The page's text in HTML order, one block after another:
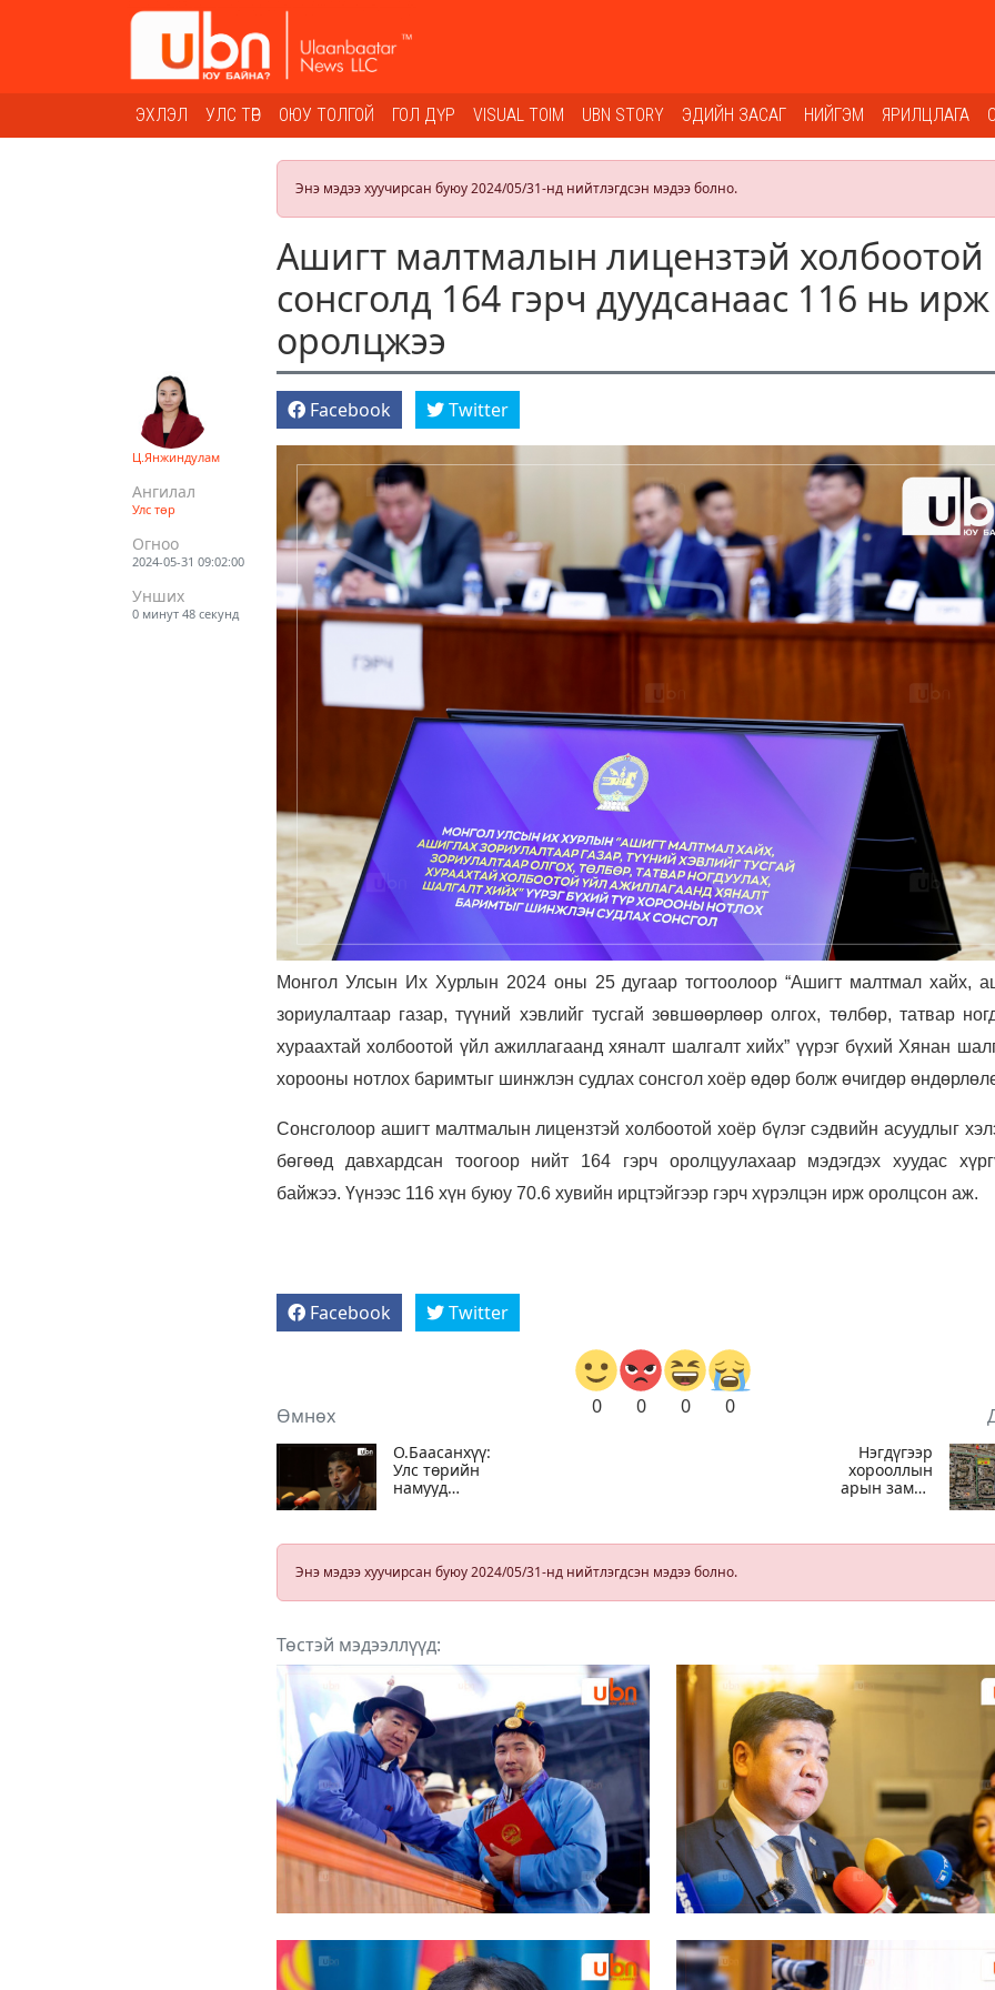
ЭХЛЭЛ УЛС ТӨР ОЮУ ТОЛГОЙ ГОЛ ДҮР VISUAL TOIM UBN STORY ЭДИЙН ЗАСАГ НИЙГЭМ ЯРИЛЦЛАГА
Энэ мэдээ хуучирсан буюу 2024/05/31-нд нийтлэгдсэн мэдээ болно.
Ашигт малтмалын лицензтэй холбоотой
сонсголд 164 гэрч дуудсанаас 116 нь ирж
оролцжээ
Ц.Янжиндулам
Ангилал
Улс төр
Огноо
2024-05-31 09:02:00
Унших
0 минут 48 секунд
Facebook Twitter
Монгол Улсын Их Хурлын 2024 оны 25 дугаар тогтоолоор “Ашигт малтмал хайх,
зориулалтаар газар, түүний хэвлийг тусгай зөвшөөрлөөр олгох, төлбөр, татвар
хураахтай холбоотой үйл ажиллагаанд хяналт шалгалт хийх” үүрэг бүхий Хянан
хорооны нотлох баримтыг шинжлэн судлах сонсгол хоёр өдөр болж өчигдөр
Сонсголоор ашигт малтмалын лицензтэй холбоотой хоёр бүлэг сэдвийн асуудлыг
бөгөөд давхардсан тоогоор нийт 164 гэрч оролцуулахаар мэдэгдэх хуудас
байжээ. Үүнээс 116 хүн буюу 70.6 хувийн ирцтэйгээр гэрч хүрэлцэн ирж оролцсон аж.
Facebook Twitter
0 0 0 0
Өмнөх
О.Баасанхүү:
Улс төрийн
намууд
залуучуудыг
дэвшүүлж
Нэгдүгээр
хорооллын
арын замыг
түр хааж,
Энэ мэдээ хуучирсан буюу 2024/05/31-нд нийтлэгдсэн мэдээ болно.
Төстэй мэдээллүүд: